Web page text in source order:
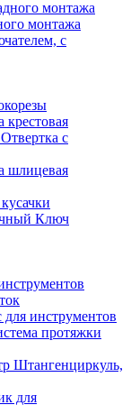
монтажа
с
крестовая
Отвертка с
шлицевая
Ключ
для инструментов
протяжки
Штангенциркуль,
для